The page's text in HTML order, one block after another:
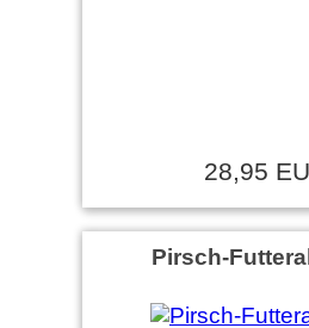
28,95
Pirsch-